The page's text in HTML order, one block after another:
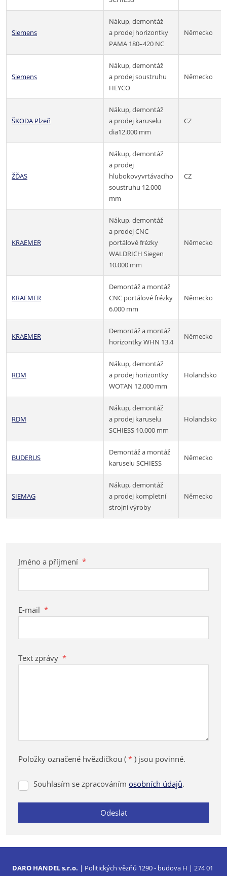
Siemens
Nákup, demontáž
a prodej horizontky
PAMA 180–420 NC
Německo
Siemens
Nákup, demontáž
a prodej soustruhu
HEYCO
Německo
ŠKODA Plzeň
Nákup, demontáž
a prodej karuselu
dia12.000 mm
CZ
ŽĎAS
Nákup, demontáž
a prodej
hlubokovyvrtávacího
soustruhu 12.000
mm
CZ
KRAEMER
Nákup, demontáž
a prodej CNC
portálové frézky
WALDRICH Siegen
10.000 mm
Německo
KRAEMER
Demontáž a montáž
CNC portálové frézky
6.000 mm
Německo
KRAEMER
Demontáž a montáž
horizontky WHN 13.4
Německo
RDM
Nákup, demontáž
a prodej horizontky
WOTAN 12.000 mm
Holandsko
RDM
Nákup, demontáž
a prodej karuselu
SCHIESS 10.000 mm
Holandsko
BUDERUS
Demontáž a montáž
karuselu SCHIESS
Německo
SIEMAG
Nákup, demontáž
a prodej kompletní
strojní výroby
Německo
Jméno a příjmení *
E-mail *
Text zprávy *
Položky označené hvězdičkou ( * ) jsou povinné.
Souhlasím
Souhlasím se zpracováním osobních údajů.
Odeslat
se
DARO HANDEL s.r.o. | Politických vězňů 1290 - budova H | 274 01